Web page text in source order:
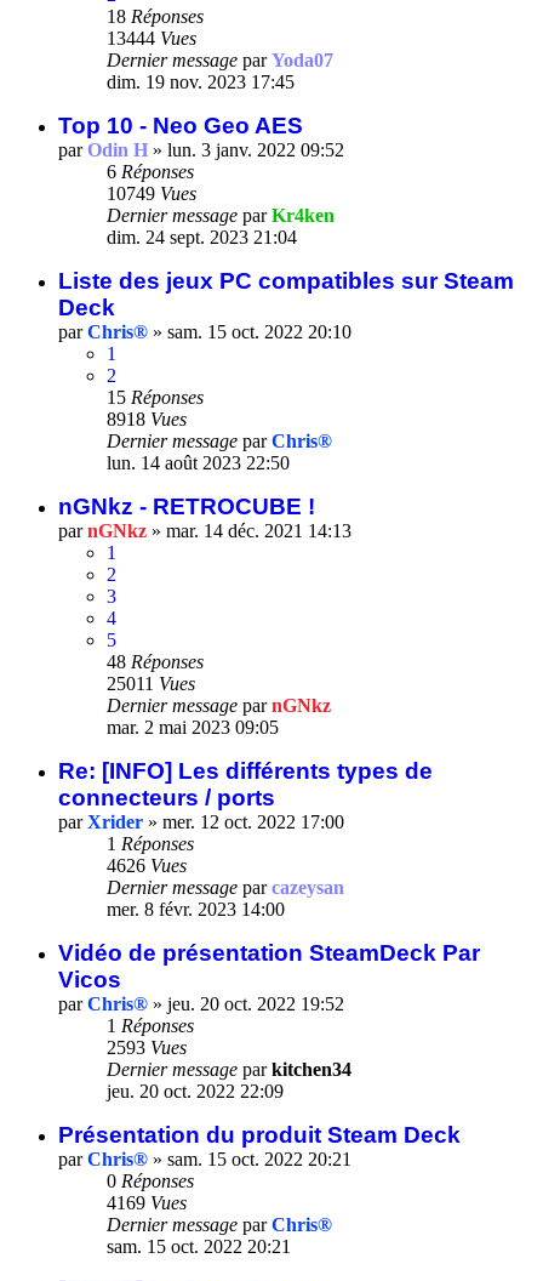
18 Réponses
13444 Vues
Dernier message parYoda07
dim. 19 nov. 2023 17:45
Top 10 - Neo Geo AES
parOdin H » lun. 3 janv. 2022 09:52
6 Réponses
10749 Vues
Dernier message parKr4ken
dim. 24 sept. 2023 21:04
Liste des jeux PC compatibles sur Steam
Deck
parChris® » sam. 15 oct. 2022 20:10
1
2
15 Réponses
8918 Vues
Dernier message parChris®
lun. 14 août 2023 22:50
nGNkz - RETROCUBE !
parnGNkz » mar. 14 déc. 2021 14:13
1
2
3
4
5
48 Réponses
25011 Vues
Dernier message parnGNkz
mar. 2 mai 2023 09:05
Re: [INFO] Les différents types de
connecteurs / ports
parXrider » mer. 12 oct. 2022 17:00
1 Réponses
4626 Vues
Dernier message parcazeysan
mer. 8 févr. 2023 14:00
Vidéo de présentation SteamDeck Par
Vicos
parChris® » jeu. 20 oct. 2022 19:52
1 Réponses
2593 Vues
Dernier message parkitchen34
jeu. 20 oct. 2022 22:09
Présentation du produit Steam Deck
parChris® » sam. 15 oct. 2022 20:21
0 Réponses
4169 Vues
Dernier message parChris®
sam. 15 oct. 2022 20:21